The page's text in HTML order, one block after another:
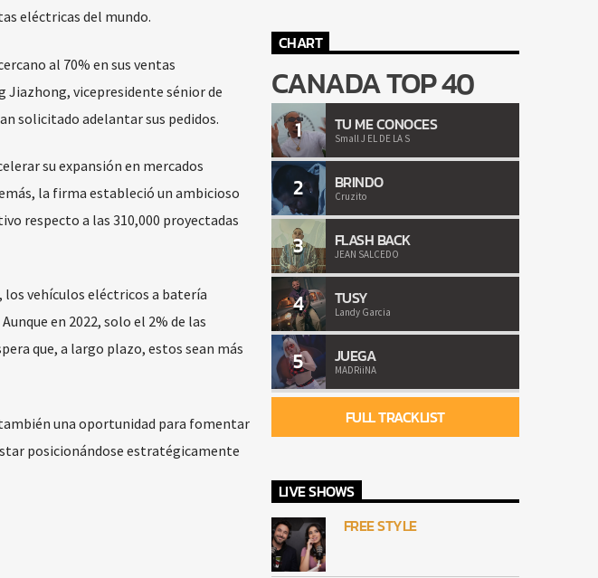
eléctricas del mundo.
al 70% en sus ventas
Jiazhong, vicepresidente sénior de
solicitado adelantar sus pedidos.
su expansión en mercados
la firma estableció un ambicioso
respecto a las 310,000 proyectadas
vehículos eléctricos a batería
en 2022, solo el 2% de las
que, a largo plazo, estos sean más
una oportunidad para fomentar
posicionándose estratégicamente
CHART
CANADA TOP 40
1 TU ME CONOCES
Small J EL DE LA S
2 BRINDO
Cruzito
3 FLASH BACK
JEAN SALCEDO
4 TUSY
Landy Garcia
5 JUEGA
MADRiiNA
FULL TRACKLIST
LIVE SHOWS
FREE STYLE